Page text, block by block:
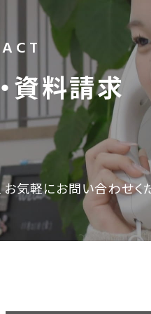
資料請求
お気軽にお問い合わせく